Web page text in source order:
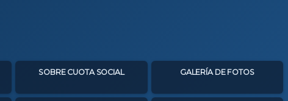
SOBRE CUOTA SOCIAL GALERÍA DE FOTOS